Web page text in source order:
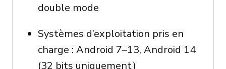
double mode
Systèmes d’exploitation pris en
charge : Android 7–13, Android 14
(32 bits uniquement)